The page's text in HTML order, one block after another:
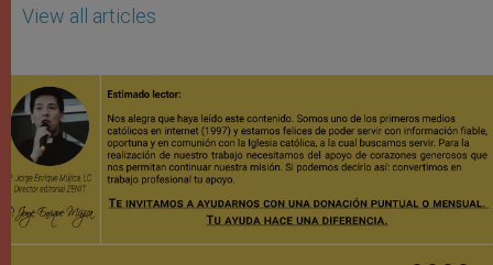
View all articles